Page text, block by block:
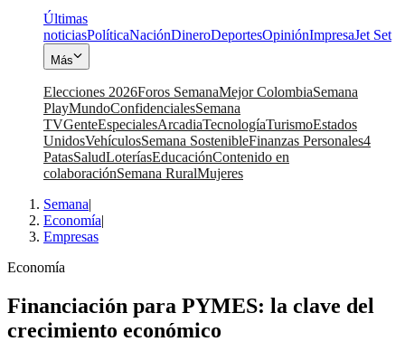
Últimas
noticiasPolíticaNaciónDineroDeportesOpiniónImpresaJet Set
Más
Elecciones 2026Foros SemanaMejor ColombiaSemana
PlayMundoConfidencialesSemana
TVGenteEspecialesArcadiaTecnologíaTurismoEstados
UnidosVehículosSemana SostenibleFinanzas Personales4
PatasSaludLoteríasEducaciónContenido en
colaboraciónSemana RuralMujeres
Semana|
Economía|
Empresas
Economía
Financiación para PYMES: la clave del
crecimiento económico